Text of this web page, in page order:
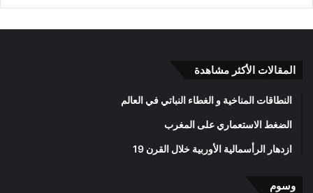
المقالات الأكثر مشاهدة
النطاقات المناخية و الغطاء النباتي في العالم
الضغط الاستعماري على المغرب
ازدهار الرأسمالية الأوربية خلال القرن 19
وسوم